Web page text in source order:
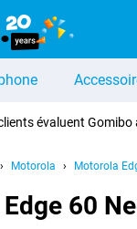
évaluent
Motorola Motorola
60